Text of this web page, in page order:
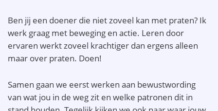
Ben jij een doener die niet zoveel kan met praten? Ik
werk graag met beweging en actie. Leren door
ervaren werkt zoveel krachtiger dan ergens alleen
maar over praten. Doen!
Samen gaan we eerst werken aan bewustwording
van wat jou in de weg zit en welke patronen dit in